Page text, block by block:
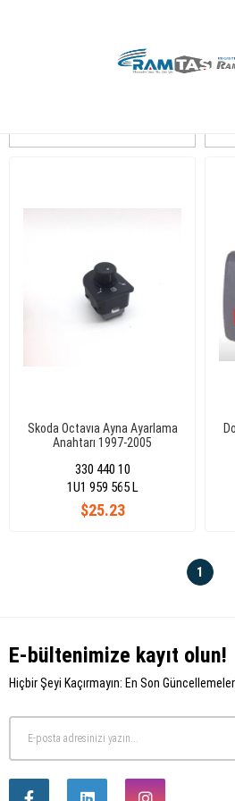
Skoda Octavıa Ayna Ayarlama
Anahtarı 1997-2005
330 440 10
$25.23
1U1 959 565 L
1
E-bültenimize kayıt olun!
Hiçbir Şeyi Kaçırmayın: En Son